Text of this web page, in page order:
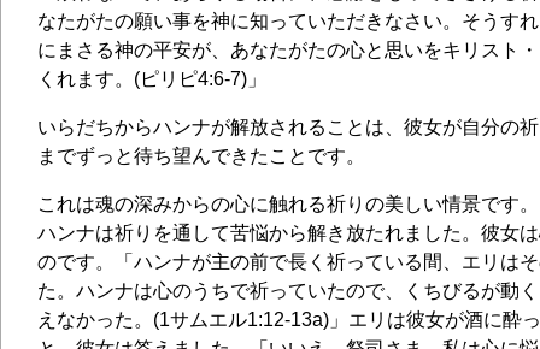
なたがたの願い事を神に知っていただきなさい。そうす
にまさる神の平安が、あなたがたの心と思いをキリスト
くれます。(ピリピ4:6-7)」
いらだちからハンナが解放されることは、彼女が自分の
までずっと待ち望んできたことです。
これは魂の深みからの心に触れる祈りの美しい情景です。
ハンナは祈りを通して苦悩から解き放たれました。彼女
のです。「ハンナが主の前で長く祈っている間、エリは
た。ハンナは心のうちで祈っていたので、くちびるが動
えなかった。(1サムエル1:12-13a)」エリは彼女が酒に酔